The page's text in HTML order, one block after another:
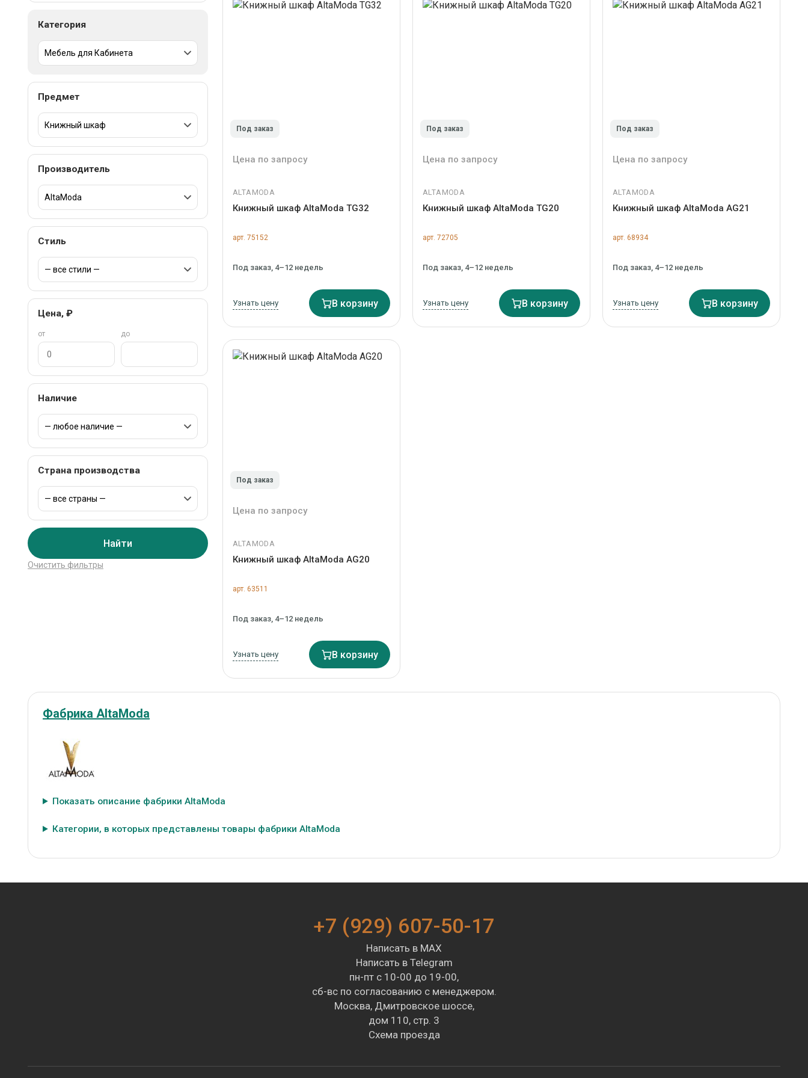
Категория
Предмет
Производитель
Стиль
Цена, ₽
от до
Наличие
Страна производства
Найти
Очистить фильтры
Под заказ
Цена по запросу
ALTAMODA
Книжный шкаф AltaModa TG32
арт. 75152
Под заказ, 4–12 недель
Узнать цену В корзину
Под заказ
Цена по запросу
ALTAMODA
Книжный шкаф AltaModa TG20
арт. 72705
Под заказ, 4–12 недель
Узнать цену В корзину
Под заказ
Цена по запросу
ALTAMODA
Книжный шкаф AltaModa AG21
арт. 68934
Под заказ, 4–12 недель
Узнать цену В корзину
Под заказ
Цена по запросу
ALTAMODA
Книжный шкаф AltaModa AG20
арт. 63511
Под заказ, 4–12 недель
Узнать цену В корзину
Фабрика AltaModa
Показать описание фабрики AltaModa
Категории, в которых представлены товары фабрики AltaModa
+7 (929) 607-50-17
Написать в MAX
Написать в Telegram
пн-пт с 10-00 до 19-00,
сб-вс по согласованию с менеджером.
Москва, Дмитровское шоссе,
дом 110, стр. 3
Схема проезда